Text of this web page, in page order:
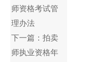
师资格考试管
理办法
下一篇：拍卖
师执业资格年